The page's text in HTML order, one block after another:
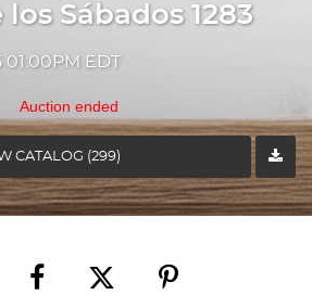
Sábados 1283
01:00PM EDT
Auction ended
CATALOG (299)